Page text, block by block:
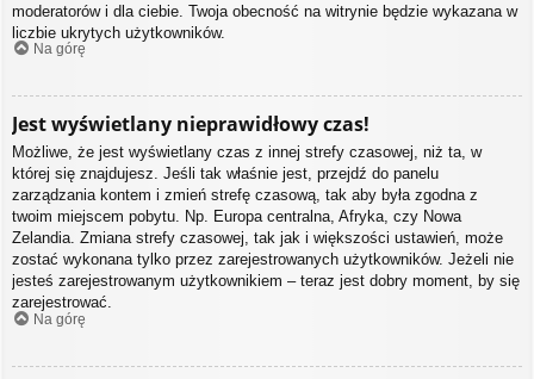
moderatorów i dla ciebie. Twoja obecność na witrynie będzie wykazana w
liczbie ukrytych użytkowników.
Na górę
Jest wyświetlany nieprawidłowy czas!
Możliwe, że jest wyświetlany czas z innej strefy czasowej, niż ta, w
której się znajdujesz. Jeśli tak właśnie jest, przejdź do panelu
zarządzania kontem i zmień strefę czasową, tak aby była zgodna z
twoim miejscem pobytu. Np. Europa centralna, Afryka, czy Nowa
Zelandia. Zmiana strefy czasowej, tak jak i większości ustawień, może
zostać wykonana tylko przez zarejestrowanych użytkowników. Jeżeli nie
jesteś zarejestrowanym użytkownikiem – teraz jest dobry moment, by się
zarejestrować.
Na górę